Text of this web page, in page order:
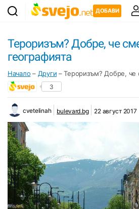
ДОБАВИ
Тероризъм? Добре, че
географията
Начало – Други –Тероризъм? Добре, че
3
cvetelinah bulevard.bg 22 август 2017